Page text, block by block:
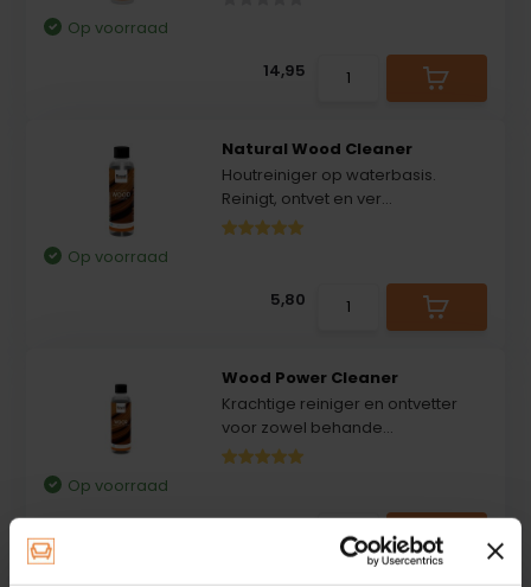
Op voorraad
14,95
Natural Wood Cleaner
Houtreiniger op waterbasis.
Reinigt, ontvet en ver...
Op voorraad
5,80
Wood Power Cleaner
Krachtige reiniger en ontvetter
voor zowel behande...
Op voorraad